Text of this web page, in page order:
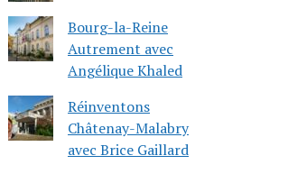
Bourg-la-Reine
Autrement avec
Angélique Khaled
Réinventons
Châtenay-Malabry
avec Brice Gaillard